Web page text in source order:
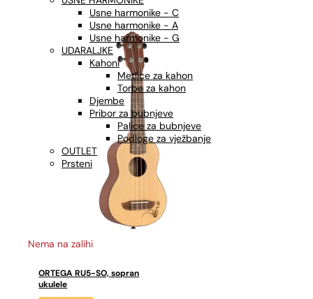
Usne harmonike - C
Usne harmonike - A
Usne harmonike - G
UDARALJKE
Kahoni
Metlice za kahon
Torbe za kahon
Djembe
Pribor za bubnjeve
Palice za bubnjeve
Podloge za vježbanje
OUTLET
Prsteni
Nema na zalihi
ORTEGA RU5-SO, sopran
ukulele